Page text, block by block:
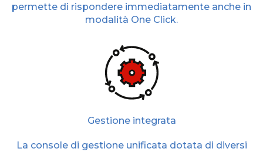
permette di rispondere immediatamente anche in
modalità One Click.
Gestione integrata
La console di gestione unificata dotata di diversi